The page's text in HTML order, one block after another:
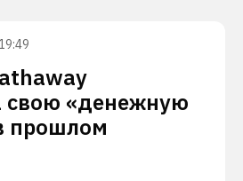
«денежную
прошлом